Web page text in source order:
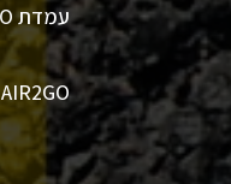
עמדת AIR2GO מיועדת להצבה בכל בית משותף, בנייני משרדים, חניוני רכב, מגדלי מגורים, ואיזורים ציבוריים בעלי נוכחות גדולה של רכבים וכלי רכב דו גלגליים.
AIR2GO הוא מכשיר בטיחותי, בעל אישור של מכון התקנים.